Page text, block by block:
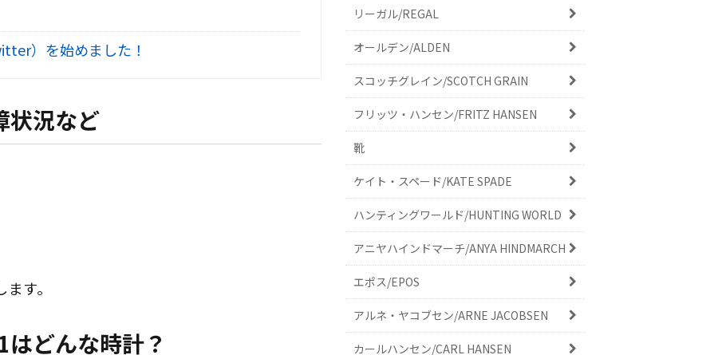
）を始めました！
状況など
す。
どんな時計？
リーガル/REGAL
オールデン/ALDEN
スコッチグレイン/SCOTCH GRAIN
フリッツ・ハンセン/FRITZ HANSEN
靴
ケイト・スペード/KATE SPADE
ハンティングワールド/HUNTING WORLD
アニヤハインドマーチ/ANYA HINDMARCH
エポス/EPOS
アルネ・ヤコブセン/ARNE JACOBSEN
カールハンセン/CARL HANSEN